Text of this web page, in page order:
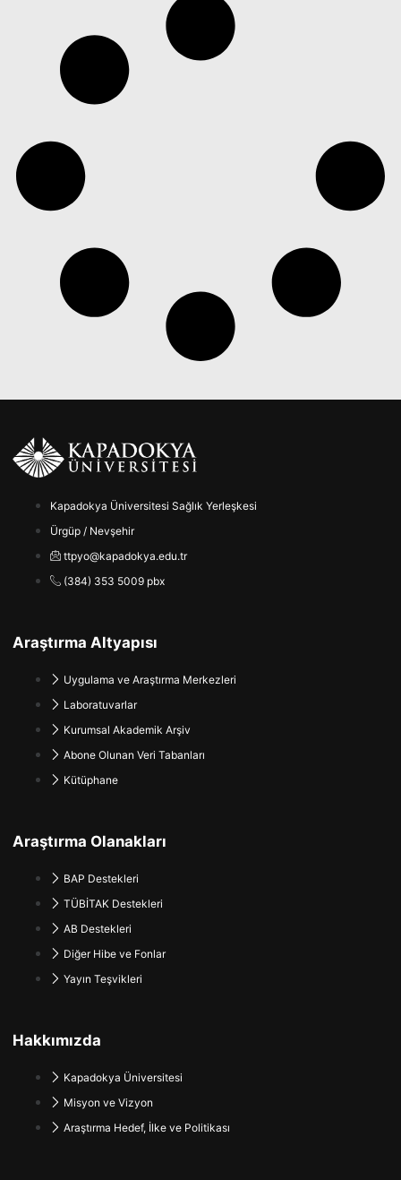
Kapadokya Üniversitesi Sağlık Yerleşkesi
Ürgüp / Nevşehir
ttpyo@kapadokya.edu.tr
(384) 353 5009 pbx
Araştırma Altyapısı
Uygulama ve Araştırma Merkezleri
Laboratuvarlar
Kurumsal Akademik Arşiv
Abone Olunan Veri Tabanları
Kütüphane
Araştırma Olanakları
BAP Destekleri
TÜBİTAK Destekleri
AB Destekleri
Diğer Hibe ve Fonlar
Yayın Teşvikleri
Hakkımızda
Kapadokya Üniversitesi
Misyon ve Vizyon
Araştırma Hedef, İlke ve Politikası